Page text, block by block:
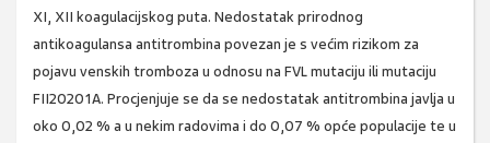
XI, XII koagulacijskog puta. Nedostatak prirodnog
antikoagulansa antitrombina povezan je s većim rizikom za
pojavu venskih tromboza u odnosu na FVL mutaciju ili mutaciju
FII20201A. Procjenjuje se da se nedostatak antitrombina javlja u
oko 0,02 % a u nekim radovima i do 0,07 % opće populacije te u